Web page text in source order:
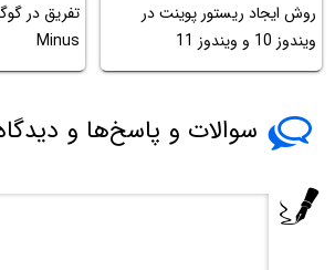
روش ایجاد ریستور پوینت در
ویندوز 10 و ویندوز 11
تفریق در
Minus
سوالات و پاسخ‌ها و